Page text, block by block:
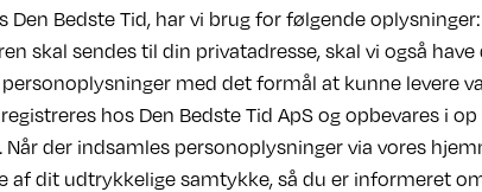
Den Bedste Tid, har vi brug for følgende
skal sendes til din privatadresse, skal vi også
med det formål at kunne levere
hos Den Bedste Tid ApS og opbevares i
der indsamles personoplysninger via vores
af dit udtrykkelige samtykke, så du er informeret